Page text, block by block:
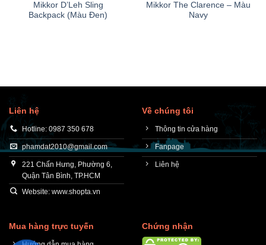
Mikkor D’Leh Sling
Backpack (Màu Đen)
Mikkor The Clarence – Màu
Navy
Liên hệ
Hotline: 0987 350 678
phamdat2010@gmail.com
221 Chấn Hưng, Phường 6,
Quận Tân Bình, TP.HCM
Website: www.shopta.vn
Về chúng tôi
Thông tin cửa hàng
Fanpage
Liên hệ
Mua hàng trực tuyến Chứng nhận